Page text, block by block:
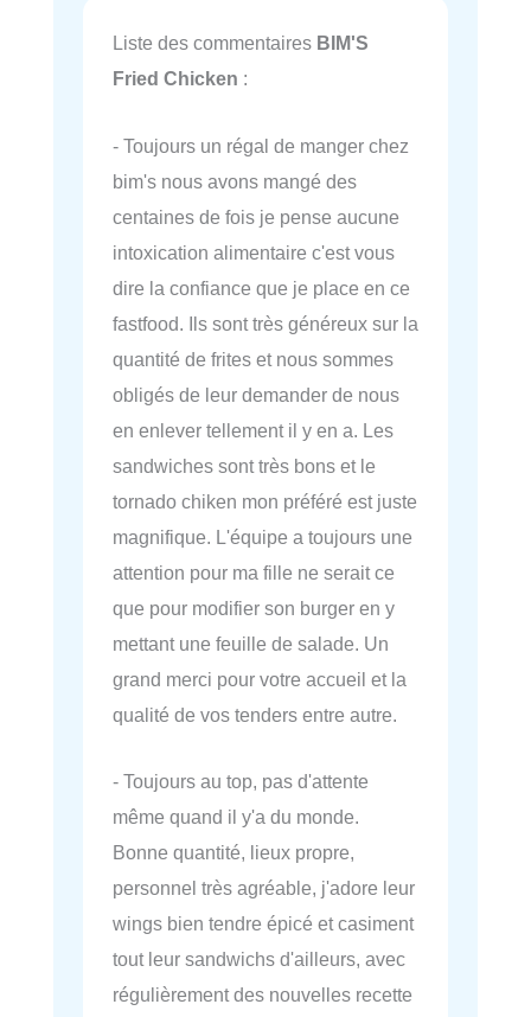
Liste des commentaires BIM'S
Fried Chicken :
- Toujours un régal de manger chez
bim's nous avons mangé des
centaines de fois je pense aucune
intoxication alimentaire c'est vous
dire la confiance que je place en ce
fastfood. Ils sont très généreux sur la
quantité de frites et nous sommes
obligés de leur demander de nous
en enlever tellement il y en a. Les
sandwiches sont très bons et le
tornado chiken mon préféré est juste
magnifique. L'équipe a toujours une
attention pour ma fille ne serait ce
que pour modifier son burger en y
mettant une feuille de salade. Un
grand merci pour votre accueil et la
qualité de vos tenders entre autre.
- Toujours au top, pas d'attente
même quand il y'a du monde.
Bonne quantité, lieux propre,
personnel très agréable, j'adore leur
wings bien tendre épicé et casiment
tout leur sandwichs d'ailleurs, avec
régulièrement des nouvelles recette